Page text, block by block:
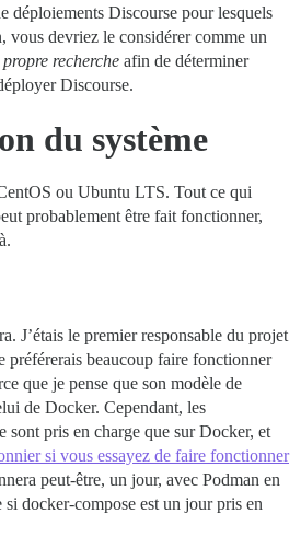
déploiements Discourse pour lesquels
vous devriez le considérer comme un
recherche afin de déterminer
Discourse.
du système
ou Ubuntu LTS. Tout ce qui
probablement être fait fonctionner,
J’étais le premier responsable du projet
préférerais beaucoup faire fonctionner
que je pense que son modèle de
de Docker. Cependant, les
sont pris en charge que sur Docker, et
si vous essayez de faire fonctionner
peut-être, un jour, avec Podman en
docker-compose est un jour pris en